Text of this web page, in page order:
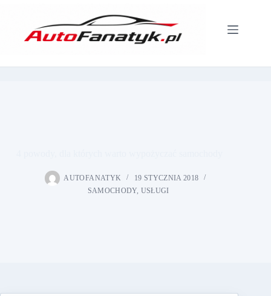
AUTOFANATYK
19 STYCZNIA 2018
SAMOCHODY, USŁUGI